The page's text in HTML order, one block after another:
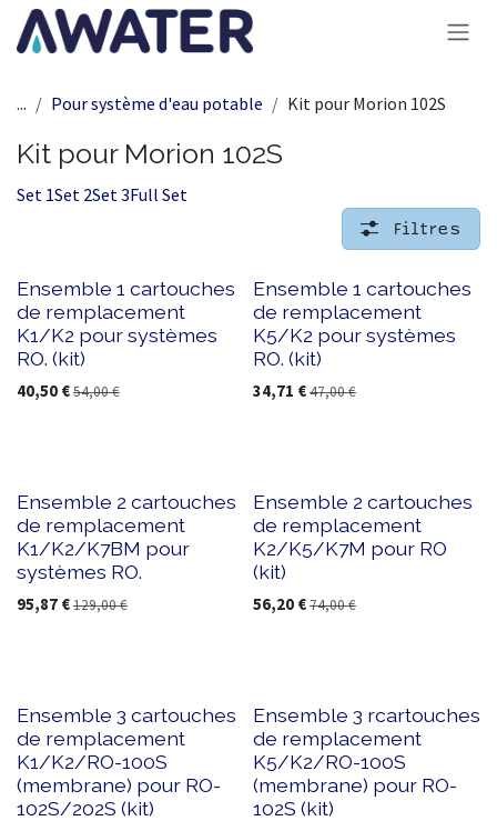
Se rendre au contenu
... Pour système d'eau potable Kit pour Morion 102S
Kit pour Morion 102S
Set 1Set 2Set 3Full Set
Filtres
Ensemble 1 cartouches
de remplacement
K1/K2 pour systèmes
RO. (kit)
40,50 €54,00€
Ensemble 1 cartouches
de remplacement
K5/K2 pour systèmes
RO. (kit)
34,71 €47,00€
Ensemble 2 cartouches
de remplacement
K1/K2/K7BM pour
systèmes RO.
95,87 €129,00€
Ensemble 2 cartouches
de remplacement
K2/K5/K7M pour RO
(kit)
56,20 €74,00€
Ensemble 3 cartouches
de remplacement
K1/K2/RO-100S
(membrane) pour RO-
102S/202S (kit)
Ensemble 3 rcartouches
de remplacement
K5/K2/RO-100S
(membrane) pour RO-
102S (kit)